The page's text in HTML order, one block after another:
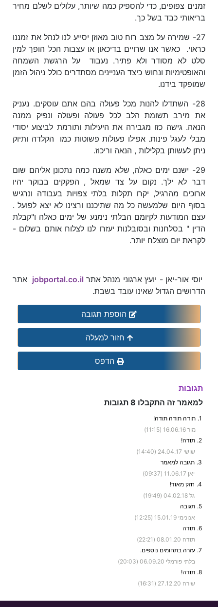
זמנים צפופים, כדי להספיק כמה שיותר, עלולים לשלם מחיר
בריאותי כבד בשל כך.
27- שמירה על מצב רוח טוב מאוזן יסייע לנו לנהל את זמננו
כראוי. כאשר אנו שרויים בדיכאון או עצבות הכל הופך למין
סלט לא מסודר ולא פתיר. נעבוד על הרגשת השמחה
והאופטימיות ונחוש כיצד העניינים מסתדרים כולל ניהול הזמן
שמופקד בידנו.
28- השתדלו להנות מכל פעולה בהם אתם עוסקים. נעניק
את מירב תשומת הלב לכל פעולה ופעולה ונפיק ממנה
הנאה. גישה כזו מגבירה את היעילות ותורמת לביצוע יסודי
מבלי לעגל פינות. אפילו פעולות פשוטות כמו הקלדה ותיוק
ניתן לעשותן בקלילות , הנאה וריכוז.
29- ישנם ימים כאלה, שלא משנה כמה נתכונן אליהם שום
דבר לא ילך. נקום על צד שמאל , הפקקים בבוקר יהיו
ארוכים מהרגיל, יקרו תקלות בלתי צפויות בעבודה ונרגיש
בסוף היום שלמעשה כל מה שתיכננו ורצינו לא יצא לפועל .
עצם המודעות לקיומם הבלתי נימנע של ימים כאלה ו"קבלת
הדין " בסלחנות ובסובלנות יעזרו לנו לצלוח אותם בשלום -
לקראת יום מוצלח יותר.
יוסי אור-יאן - יועץ ארגוני מנהל אתר jobportal.co.il אתר
הדרושים הגדול שאינו עובד בשבת.
הוספת תגובה
חזור למעלה
הדפס
תגובות
למאמר זה התקבלו 8 תגובות
1. תודה תודה תודה!
מור16.06.16 (11:15)
2. תודה!
שושי 24.04.17 (14:40)
3. תגובה למאמר
יאן 11.06.17 (09:37)
4. חזק מאוד!
גל04.02.18 (19:49)
5. תגובה
אנונימי15.01.19 (12:25)
6. תודה
תודה 08.01.20 (22:21)
7. עזרה בתחומים נוספים.
בלתי פורמלי 06.09.20 (20:03)
8. תודה!
שירה 27.12.20 (16:31)